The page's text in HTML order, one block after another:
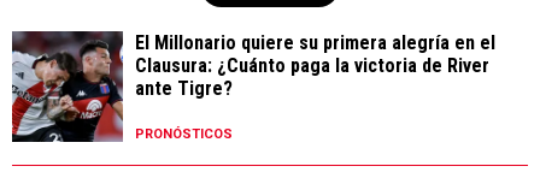
El Millonario quiere su primera alegría en el
Clausura: ¿Cuánto paga la victoria de River
ante Tigre?
PRONÓSTICOS